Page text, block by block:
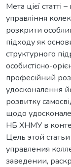
Мета цієї статті
управління
розкрити
підходу як
структурного
особистісно-
професійний
удосконалення
розвитку
щодо
НБ ХНМУ в
Цель этой
управления
заведении,